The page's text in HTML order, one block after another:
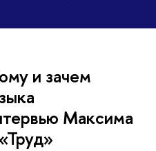
и зачем
Максима